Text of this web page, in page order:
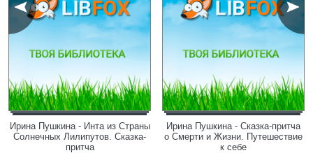
Ирина Пушкина - Инта из Страны
Солнечных Лилипутов. Сказка-
притча
Ирина Пушкина - Сказка-притча
о Смерти и Жизни. Путешествие
к себе